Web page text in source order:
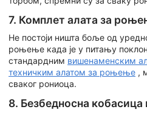
7. Комплет алата за
Не постоји ништа боље од
роњење када је у питању
стандардним вишенаменским
техничким алатом за роњење ,
сваког рониоца.
8. Безбедносна